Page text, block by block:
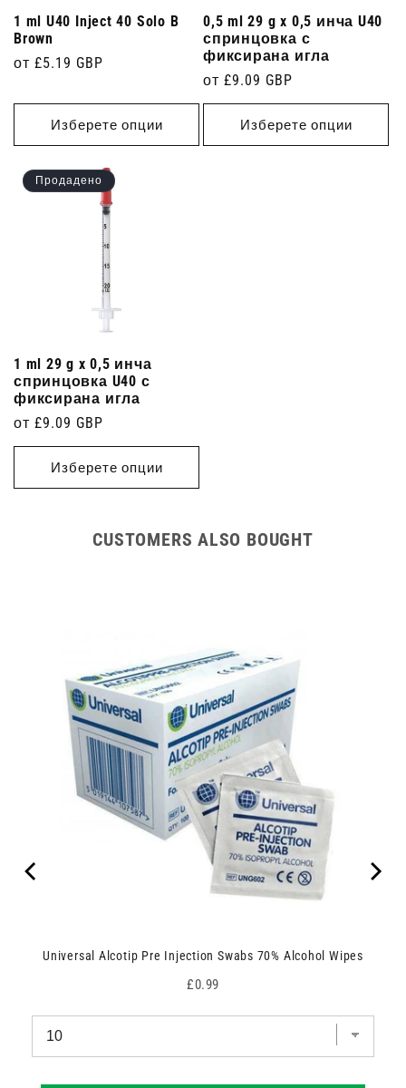
1 ml U40 Inject 40 Solo B
Brown
Редовна
от £5.19 GBP
Изберете опции
0,5 ml 29 g x 0,5 инча U40
спринцовка с
фиксирана игла
Редовна
цена
от £9.09 GBP
Изберете опции
Продадено
1 ml 29 g x 0,5 инча
спринцовка U40 с
фиксирана игла
Редовна
цена
от £9.09 GBP
Изберете опции
CUSTOMERS ALSO BOUGHT
Universal Alcotip Pre Injection Swabs 70% Alcohol Wipes
Price
£0.99